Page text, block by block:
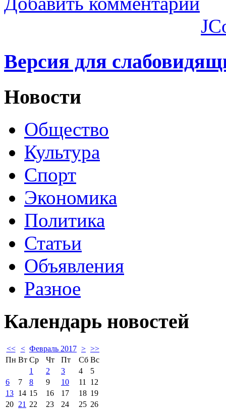
Версия для
Новости
Общество
Культура
Спорт
Экономика
Политика
Статьи
Объявления
Разное
Календарь новостей
<< < Февраль 2017 > >>
Пн Вт Ср Чт Пт Сб Вс
1
2 3 4
5
6
7 8 9 10 11
12
13 14 15 16 17 18 19
20 21 22 23 24 25 26